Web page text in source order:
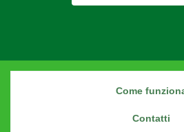
Come
Contatti